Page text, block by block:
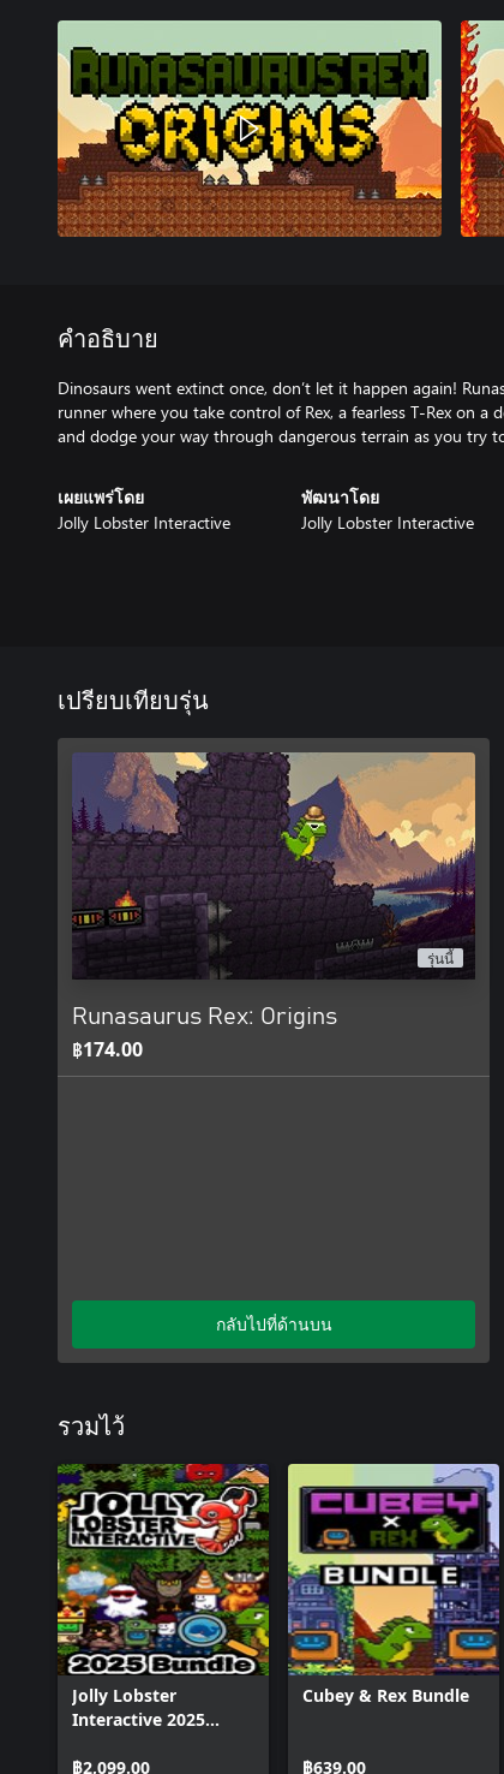
คำอธิบาย
Dinosaurs went extinct once, don’t let it happen again!
runner where you take control of Rex, a fearless T-Rex on a
and dodge your way through dangerous terrain as you try
เผยแพร่โดย
Jolly Lobster Interactive
พัฒนาโดย
Jolly Lobster Interactive
เปรียบเทียบรุ่น
รุ่นนี้
Runasaurus Rex: Origins
฿174.00
กลับไปที่ด้านบน
รวมไว้
Jolly Lobster
Interactive 2025
฿2,099.00
Cubey & Rex Bundle
฿639.00